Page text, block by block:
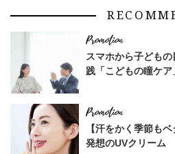
スマホから子ども
践「こどもの瞳ケア
【汗をかく季節も
発想のUVクリーム